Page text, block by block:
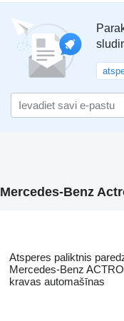
Mercedes-Benz
Atsperes paliktnis
Mercedes-Benz
kravas automašīnas